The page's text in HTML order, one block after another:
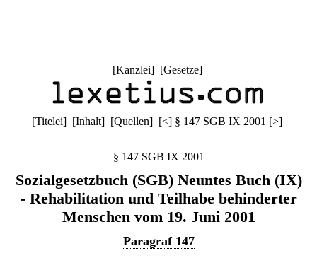
[Kanzlei] [Gesetze]
[Titelei] [Inhalt] [Quellen] [<] § 147 SGB IX 2001 [>]
§ 147 SGB IX 2001
Sozialgesetzbuch (SGB) Neuntes Buch (IX)
- Rehabilitation und Teilhabe behinderter
Menschen vom 19. Juni 2001
Paragraf 147